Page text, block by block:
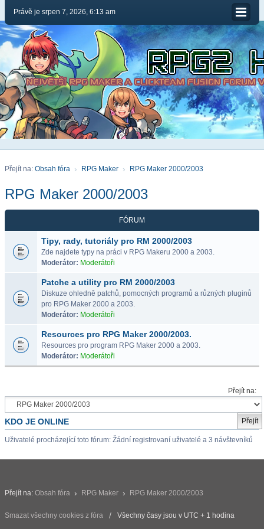
Právě je srpen 7, 2026, 6:13 am
Přejít na: Obsah fóra RPG Maker RPG Maker 2000/2003
RPG Maker 2000/2003
FÓRUM
Tipy, rady, tutoriály pro RM 2000/2003
Zde najdete typy na práci v RPG Makeru 2000 a 2003.
Moderátor: Moderátoři
Patche a utility pro RM 2000/2003
Diskuze ohledně patchů, pomocných programů a různých pluginů
pro RPG Maker 2000 a 2003.
Moderátor: Moderátoři
Resources pro RPG Maker 2000/2003.
Resources pro program RPG Maker 2000 a 2003.
Moderátor: Moderátoři
Přejít na:
KDO JE ONLINE
Uživatelé procházející toto fórum: Žádní registrovaní uživatelé a 3 návštevníků
Přejít na: Obsah fóra RPG Maker RPG Maker 2000/2003
Smazat všechny cookies z fóra Všechny časy jsou v UTC + 1 hodina